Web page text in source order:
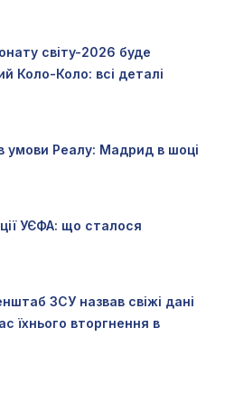
світу-2026 буде
Коло-Коло: всі деталі
умови Реалу: Мадрид в шоці
УЄФА: що сталося
ЗСУ назвав свіжі дані
їхнього вторгнення в